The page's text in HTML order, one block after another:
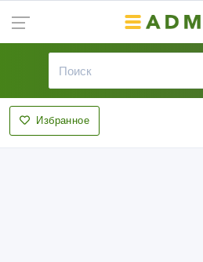
Избранное